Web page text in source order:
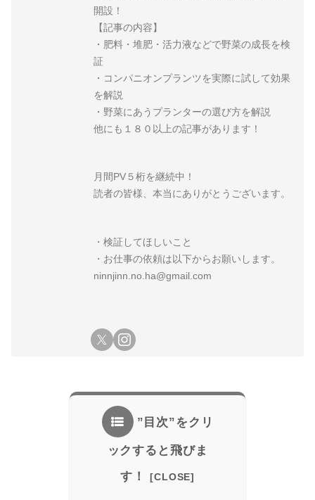
開設！
【記事の内容】
・肥料・堆肥・活力液などで野菜の成長を検
証
・コンパニオンプランツを実際に試して効果
を解説
・野菜にあうプランターの選び方を解説
他にも１８０以上の記事があります！
月間PV５桁を継続中！
読者の皆様、本当にありがとうございます。
・検証してほしいこと
・お仕事の依頼は以下からお願いします。
ninnjinn.no.ha@gmail.com
”目次”をクリ
ックすると飛びま
す！